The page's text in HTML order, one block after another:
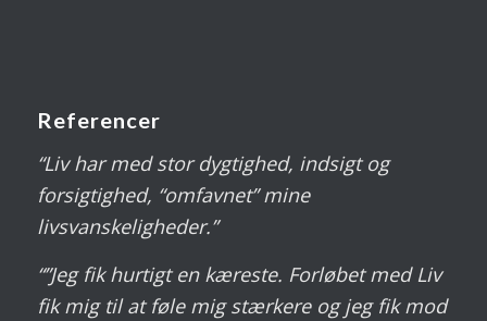
Referencer
“Liv har med stor dygtighed, indsigt og
forsigtighed, “omfavnet” mine
livsvanskeligheder.”
“”Jeg fik hurtigt en kæreste. Forløbet med Liv
fik mig til at føle mig stærkere og jeg fik mod